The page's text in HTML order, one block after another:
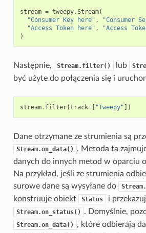
stream = tweepy.Stream(
"Consumer Key here" , "Consumer
"Access Token here" ,
"Access
)
Następnie, Stream.filter() lub
być użyte do połączenia się i
stream. filter(track=[ "Tweepy" ])
Dane otrzymane ze strumienia są
Stream.on_data()
. Metoda ta
danych do innych metod w oparciu
Na przykład, jeśli ze strumienia
surowe dane są wysyłane do
konstruuje obiekt
Status i
Stream.on_status() . Domyślnie,
Stream.on_data()
, które odbierają